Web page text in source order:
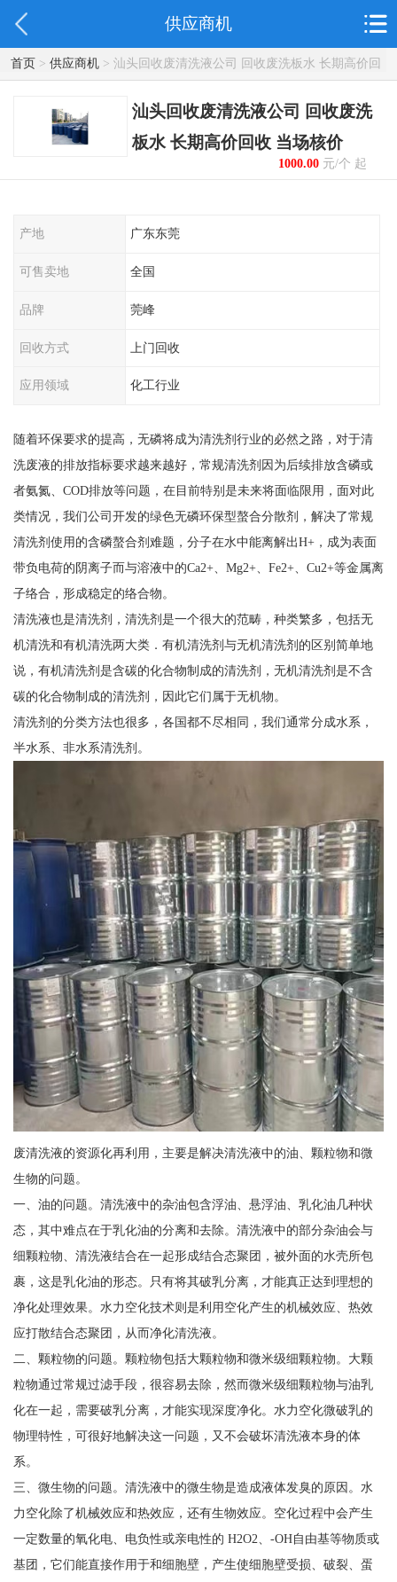
供应商机
首页> 供应商机> 汕头回收废清洗液公司 回收废洗板水 长期高价回
收 当场核价
汕头回收废清洗液公司 回收废洗
板水 长期高价回收 当场核价
1000.00元/个 起
产地 广东东莞
可售卖地 全国
品牌 莞峰
回收方式 上门回收
应用领域 化工行业
随着环保要求的提高，无磷将成为清洗剂行业的必然之路，对于清
洗废液的排放指标要求越来越好，常规清洗剂因为后续排放含磷或
者氨氮、COD排放等问题，在目前特别是未来将面临限用，面对此
类情况，我们公司开发的绿色无磷环保型螯合分散剂，解决了常规
清洗剂使用的含磷螯合剂难题，分子在水中能离解出H+，成为表面
带负电荷的阴离子而与溶液中的Ca2+、Mg2+、Fe2+、Cu2+等金属离
子络合，形成稳定的络合物。
清洗液也是清洗剂，清洗剂是一个很大的范畴，种类繁多，包括无
机清洗和有机清洗两大类．有机清洗剂与无机清洗剂的区别简单地
说，有机清洗剂是含碳的化合物制成的清洗剂，无机清洗剂是不含
碳的化合物制成的清洗剂，因此它们属于无机物。
清洗剂的分类方法也很多，各国都不尽相同，我们通常分成水系，
半水系、非水系清洗剂。
废清洗液的资源化再利用，主要是解决清洗液中的油、颗粒物和微
生物的问题。
一、油的问题。清洗液中的杂油包含浮油、悬浮油、乳化油几种状
态，其中难点在于乳化油的分离和去除。清洗液中的部分杂油会与
细颗粒物、清洗液结合在一起形成结合态聚团，被外面的水壳所包
裹，这是乳化油的形态。只有将其破乳分离，才能真正达到理想的
净化处理效果。水力空化技术则是利用空化产生的机械效应、热效
应打散结合态聚团，从而净化清洗液。
二、颗粒物的问题。颗粒物包括大颗粒物和微米级细颗粒物。大颗
粒物通过常规过滤手段，很容易去除，然而微米级细颗粒物与油乳
化在一起，需要破乳分离，才能实现深度净化。水力空化微破乳的
物理特性，可很好地解决这一问题，又不会破坏清洗液本身的体
系。
三、微生物的问题。清洗液中的微生物是造成液体发臭的原因。水
力空化除了机械效应和热效应，还有生物效应。空化过程中会产生
一定数量的氧化电、电负性或亲电性的 H2O2、-OH自由基等物质或
基团，它们能直接作用于和细胞壁，产生使细胞壁受损、破裂、蛋